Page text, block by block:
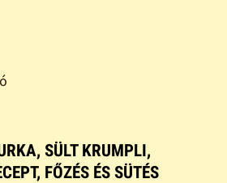
SÜLT KRUMPLI,
FŐZÉS ÉS SÜTÉS